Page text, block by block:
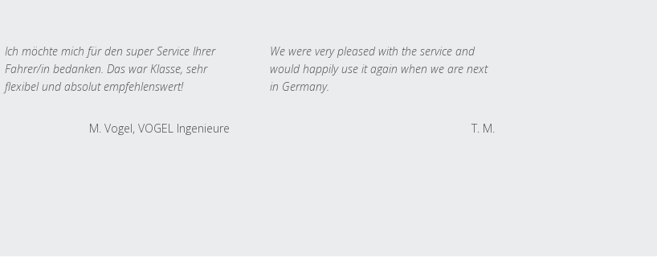
Ich möchte mich für den super Service Ihrer
Fahrer/in bedanken. Das war Klasse, sehr
flexibel und absolut empfehlenswert!
M. Vogel, VOGEL Ingenieure
We were very pleased with the service and
would happily use it again when we are next
in Germany.
T. M.